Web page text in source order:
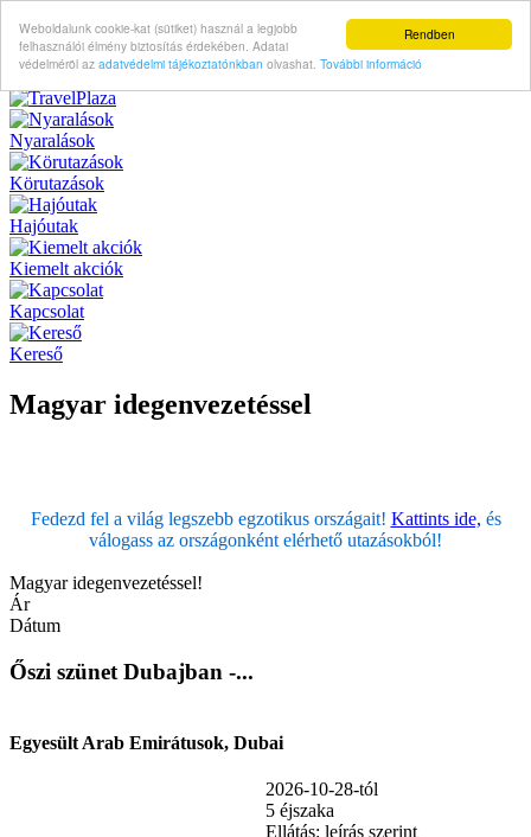
Rendben
Weboldalunk cookie-kat (sütiket) használ a legjobb
felhasználói élmény biztosítás érdekében. Adatai
védelméröl az adatvédelmi tájékoztatónkban olvashat. További információ
Nyaralások
Körutazások
Hajóutak
Kiemelt akciók
Kapcsolat
Kereső
Magyar idegenvezetéssel
Fedezd fel a világ legszebb egzotikus országait! Kattints ide, és
válogass az országonként elérhető utazásokból!
Magyar idegenvezetéssel!
Ár
Dátum
Őszi szünet Dubajban -...
Egyesült Arab Emirátusok, Dubai
2026-10-28-tól
5 éjszaka
Ellátás: leírás szerint